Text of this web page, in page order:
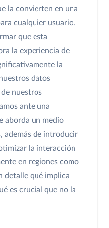
la convierten en una
cualquier usuario.
que esta
la experiencia de
la
datos
nuestros
ante una
aborda un medio
además de introducir
la interacción
en regiones como
detalle qué implica
es crucial que no la